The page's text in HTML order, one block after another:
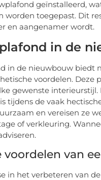
geïnstalleerd,
worden toegepast. Dit
en aangenamer wordt.
in de
in de nieuwbouw biedt
voordelen. Deze
gewenste interieurstijl.
tijdens de vaak
en vereisen ze
of verkleuring.
voordelen van
in het verbeteren van